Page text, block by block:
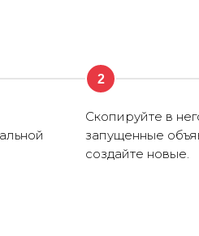
2
Скопируйте в
запущенные
создайте новые.